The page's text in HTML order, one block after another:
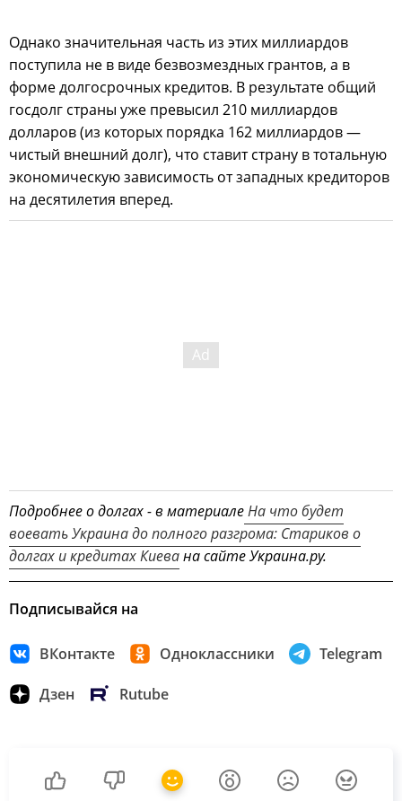
Однако значительная часть из этих миллиардов
поступила не в виде безвозмездных грантов, а в
форме долгосрочных кредитов. В результате общий
госдолг страны уже превысил 210 миллиардов
долларов (из которых порядка 162 миллиардов —
чистый внешний долг), что ставит страну в тотальную
экономическую зависимость от западных кредиторов
на десятилетия вперед.
Подробнее о долгах - в материалеНа что будет
воевать Украина до полного разгрома: Стариков о
долгах и кредитах Киевана сайте Украина.ру.
Подписывайся на
ВКонтакте Одноклассники Telegram
Дзен Rutube